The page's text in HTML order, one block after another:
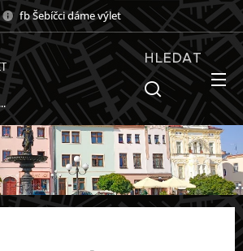
fb Šebíčci dáme výlet
HLEDAT